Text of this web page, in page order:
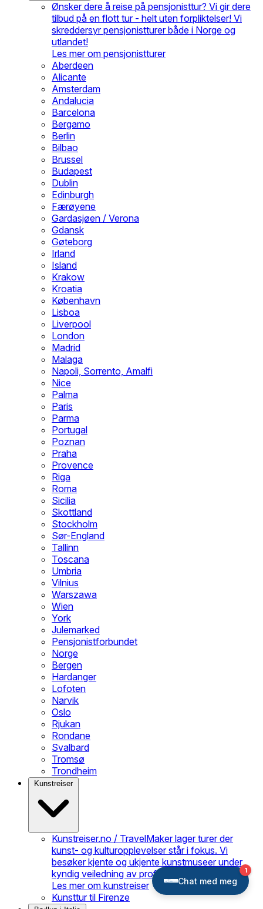
Ønsker dere å reise på pensjonisttur? Vi gir dere
tilbud på en flott tur - helt uten forpliktelser! Vi
skreddersyr pensjonistturer både i Norge og
utlandet!
Les mer om pensjonistturer
Aberdeen
Alicante
Amsterdam
Andalucia
Barcelona
Bergamo
Berlin
Bilbao
Brussel
Budapest
Dublin
Edinburgh
Færøyene
Gardasjøen / Verona
Gdansk
Gøteborg
Irland
Island
Krakow
Kroatia
København
Lisboa
Liverpool
London
Madrid
Malaga
Napoli, Sorrento, Amalfi
Nice
Palma
Paris
Parma
Portugal
Poznan
Praha
Provence
Riga
Roma
Sicilia
Skottland
Stockholm
Sør-England
Tallinn
Toscana
Umbria
Vilnius
Warszawa
Wien
York
Julemarked
Pensjonistforbundet
Norge
Bergen
Hardanger
Lofoten
Narvik
Oslo
Rjukan
Rondane
Svalbard
Tromsø
Trondheim
Kunstreiser
Kunstreiser.no / TravelMaker lager turer der
kunst- og kulturopplevelser står i fokus. Vi
besøker kjente og ukjente kunstmuseer under
kyndig veiledning av profesjonelle guider.
Les mer om kunstreiser
Kunsttur til Firenze